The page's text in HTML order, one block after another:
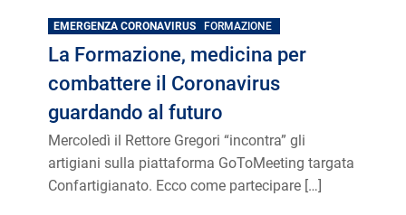
EMERGENZA CORONAVIRUS FORMAZIONE
La Formazione, medicina per
combattere il Coronavirus
guardando al futuro
Mercoledì il Rettore Gregori “incontra” gli
artigiani sulla piattaforma GoToMeeting targata
Confartigianato. Ecco come partecipare […]